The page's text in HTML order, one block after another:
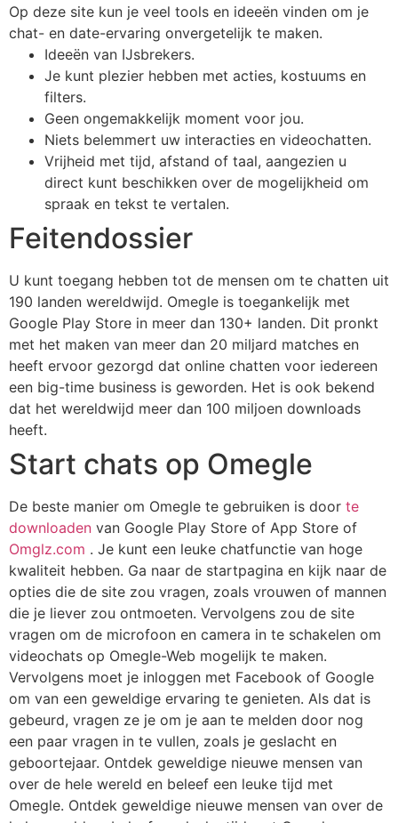
Op deze site kun je veel tools en ideeën vinden om je
chat- en date-ervaring onvergetelijk te maken.
Ideeën van IJsbrekers.
Je kunt plezier hebben met acties, kostuums en
filters.
Geen ongemakkelijk moment voor jou.
Niets belemmert uw interacties en videochatten.
Vrijheid met tijd, afstand of taal, aangezien u
direct kunt beschikken over de mogelijkheid om
spraak en tekst te vertalen.
Feitendossier
U kunt toegang hebben tot de mensen om te chatten uit
190 landen wereldwijd. Omegle is toegankelijk met
Google Play Store in meer dan 130+ landen. Dit pronkt
met het maken van meer dan 20 miljard matches en
heeft ervoor gezorgd dat online chatten voor iedereen
een big-time business is geworden. Het is ook bekend
dat het wereldwijd meer dan 100 miljoen downloads
heeft.
Start chats op Omegle
De beste manier om Omegle te gebruiken is door te
downloaden van Google Play Store of App Store of
Omglz.com . Je kunt een leuke chatfunctie van hoge
kwaliteit hebben. Ga naar de startpagina en kijk naar de
opties die de site zou vragen, zoals vrouwen of mannen
die je liever zou ontmoeten. Vervolgens zou de site
vragen om de microfoon en camera in te schakelen om
videochats op Omegle-Web mogelijk te maken.
Vervolgens moet je inloggen met Facebook of Google
om van een geweldige ervaring te genieten. Als dat is
gebeurd, vragen ze je om je aan te melden door nog
een paar vragen in te vullen, zoals je geslacht en
geboortejaar. Ontdek geweldige nieuwe mensen van
over de hele wereld en beleef een leuke tijd met
Omegle. Ontdek geweldige nieuwe mensen van over de